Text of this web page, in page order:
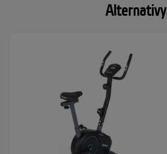
Alternativy